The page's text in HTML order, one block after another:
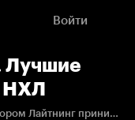
Войти
Лучшие
НХЛ
Все голы и лучшие моменты матча, в котором Лайтнинг принимали Койотис